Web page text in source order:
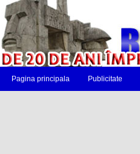
Pagina principala Publicitate